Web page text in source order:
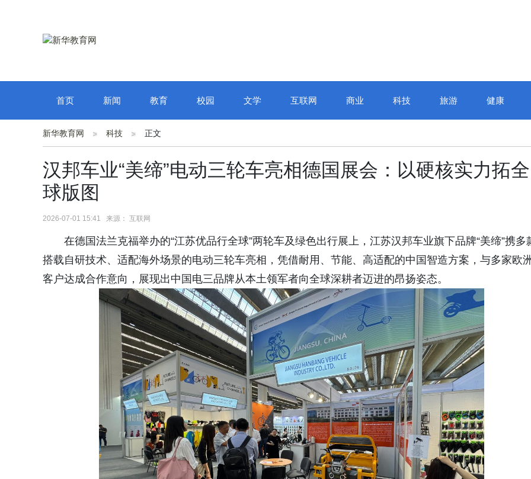
首页 新闻 教育 校园 文学 互联网 商业 科技 旅游 健康
新华教育网 科技 正文
汉邦车业“美缔”电动三轮车亮相德国展会：以硬核实力拓全
球版图
2026-07-01 15:41 来源： 互联网
在德国法兰克福举办的“江苏优品行全球”两轮车及绿色出行展上，江苏汉邦车业旗下品牌“美缔”携多
搭载自研技术、适配海外场景的电动三轮车亮相，凭借耐用、节能、高适配的中国智造方案，与多家欧洲
客户达成合作意向，展现出中国电三品牌从本土领军者向全球深耕者迈进的昂扬姿态。